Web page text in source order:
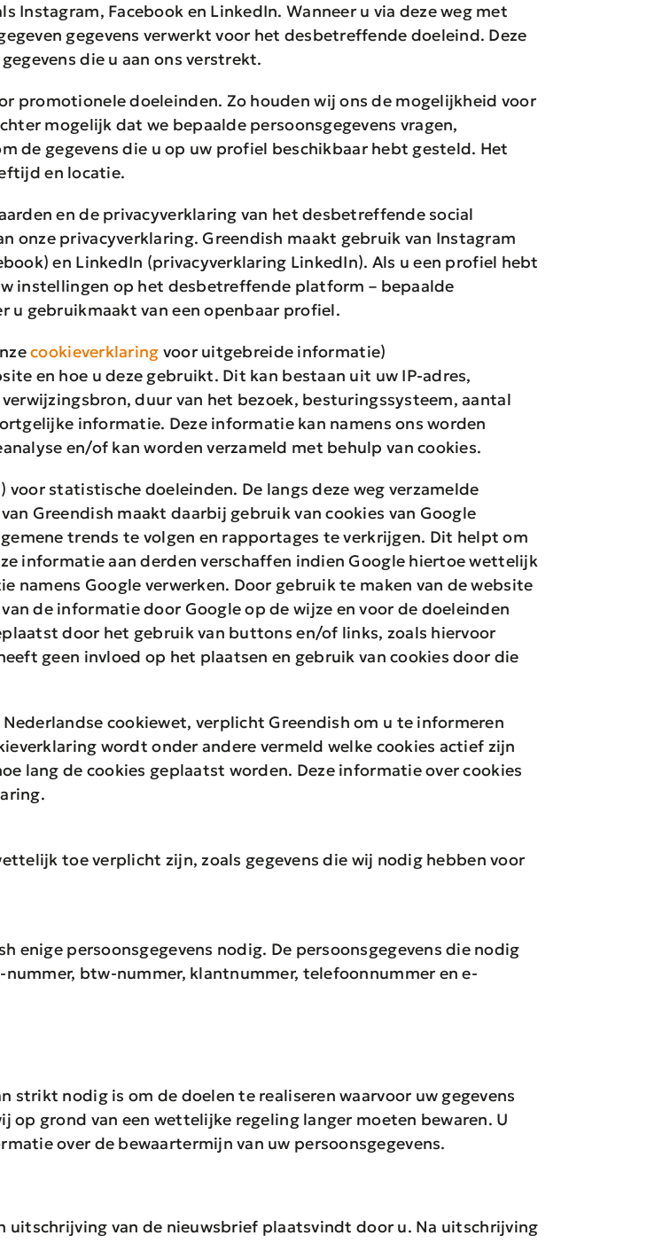
Instagram, Facebook en LinkedIn. Wanneer u via deze weg met
gegevens verwerkt voor het desbetreffende doeleind. Deze
die u aan ons verstrekt.
promotionele doeleinden. Zo houden wij ons de mogelijkheid voor
mogelijk dat we bepaalde persoonsgegevens vragen,
de gegevens die u op uw profiel beschikbaar hebt gesteld. Het
en locatie.
en de privacyverklaring van het desbetreffende social
onze privacyverklaring. Greendish maakt gebruik van Instagram
en LinkedIn (privacyverklaring LinkedIn). Als u een profiel hebt
instellingen op het desbetreffende platform – bepaalde
u gebruikmaakt van een openbaar profiel.
cookieverklaring voor uitgebreide informatie)
en hoe u deze gebruikt. Dit kan bestaan uit uw IP-adres,
duur van het bezoek, besturingssysteem, aantal
informatie. Deze informatie kan namens ons worden
en/of kan worden verzameld met behulp van cookies.
statistische doeleinden. De langs deze weg verzamelde
Greendish maakt daarbij gebruik van cookies van Google
trends te volgen en rapportages te verkrijgen. Dit helpt om
informatie aan derden verschaffen indien Google hiertoe wettelijk
Google verwerken. Door gebruik te maken van de website
de informatie door Google op de wijze en voor de doeleinden
door het gebruik van buttons en/of links, zoals hiervoor
geen invloed op het plaatsen en gebruik van cookies door die
cookiewet, verplicht Greendish om u te informeren
wordt onder andere vermeld welke cookies actief zijn
lang de cookies geplaatst worden. Deze informatie over cookies
toe verplicht zijn, zoals gegevens die wij nodig hebben voor
enige persoonsgegevens nodig. De persoonsgegevens die nodig
btw-nummer, klantnummer, telefoonnummer en e-
strikt nodig is om de doelen te realiseren waarvoor uw gegevens
op grond van een wettelijke regeling langer moeten bewaren. U
over de bewaartermijn van uw persoonsgegevens.
uitschrijving van de nieuwsbrief plaatsvindt door u. Na uitschrijving